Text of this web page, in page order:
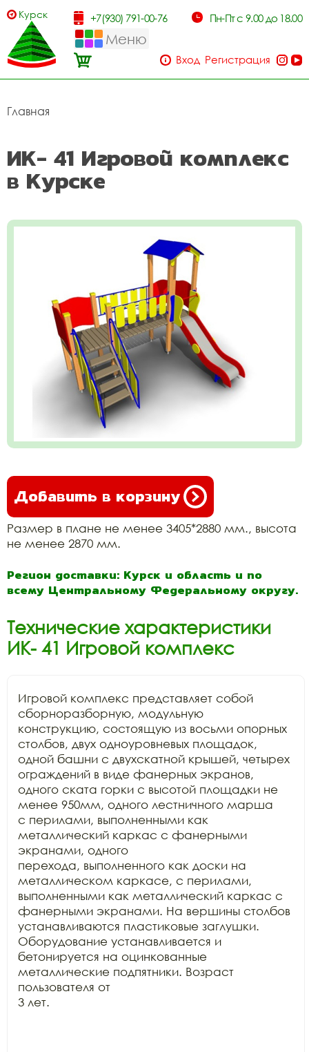
Курск +7(930) 791-00-76 Пн-Пт с 9.00 до 18.00
Меню
Вход Регистрация
Главная
ИК- 41 Игровой комплекс
в Курске
Добавить в корзину
Размер в плане не менее 3405*2880 мм., высота
не менее 2870 мм.
Регион доставки: Курск и область и по
всему Центральному Федеральному округу.
Технические характеристики
ИК- 41 Игровой комплекс
Игровой комплекс представляет собой
сборноразборную, модульную
конструкцию, состоящую из восьми опорных
столбов, двух одноуровневых площадок,
одной башни с двухскатной крышей, четырех
ограждений в виде фанерных экранов,
одного ската горки с высотой площадки не
менее 950мм, одного лестничного марша
с перилами, выполненными как
металлический каркас с фанерными
экранами, одного
перехода, выполненного как доски на
металлическом каркасе, с перилами,
выполненными как металлический каркас с
фанерными экранами. На вершины столбов
устанавливаются пластиковые заглушки.
Оборудование устанавливается и
бетонируется на оцинкованные
металлические подпятники. Возраст
пользователя от
3 лет.